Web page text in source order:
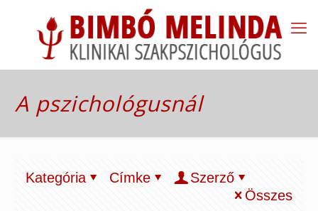
A pszichológusnál
Kategória Címke
Szerző
Összes